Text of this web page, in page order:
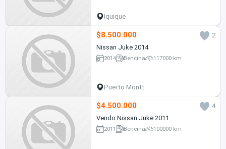
Iquique
$8.500.000
2
Nissan Juke 2014
2014 Bencina 117000 km
Puerto Montt
$4.500.000
4
Vendo Nissan Juke 2011
2011 Bencina 100000 km